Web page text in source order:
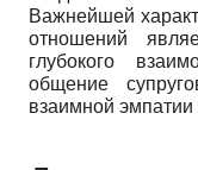
Важнейшей
отноше­ний
глубокого
общение
взаимной